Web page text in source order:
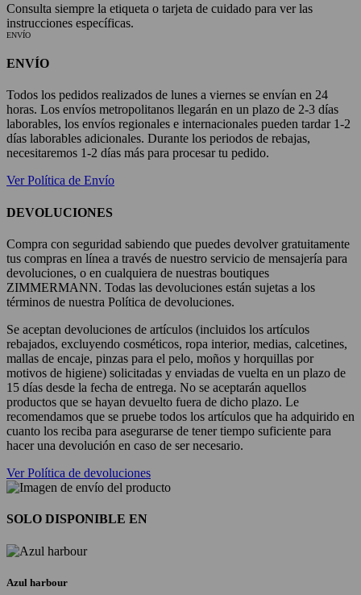
Consulta siempre la etiqueta o tarjeta de cuidado para ver las
instrucciones específicas.
ENVÍO
ENVÍO
Todos los pedidos realizados de lunes a viernes se envían en 24
horas. Los envíos metropolitanos llegarán en un plazo de 2-3 días
laborables, los envíos regionales e internacionales pueden tardar 1-2
días laborables adicionales. Durante los periodos de rebajas,
necesitaremos 1-2 días más para procesar tu pedido.
Ver Política de Envío
DEVOLUCIONES
Compra con seguridad sabiendo que puedes devolver gratuitamente
tus compras en línea a través de nuestro servicio de mensajería para
devoluciones, o en cualquiera de nuestras boutiques
ZIMMERMANN. Todas las devoluciones están sujetas a los
términos de nuestra Política de devoluciones.
Se aceptan devoluciones de artículos (incluidos los artículos
rebajados, excluyendo cosméticos, ropa interior, medias, calcetines,
mallas de encaje, pinzas para el pelo, moños y horquillas por
motivos de higiene) solicitadas y enviadas de vuelta en un plazo de
15 días desde la fecha de entrega. No se aceptarán aquellos
productos que se hayan devuelto fuera de dicho plazo. Le
recomendamos que se pruebe todos los artículos que ha adquirido en
cuanto los reciba para asegurarse de tener tiempo suficiente para
hacer una devolución en caso de ser necesario.
Ver Política de devoluciones
SOLO DISPONIBLE EN
Azul harbour